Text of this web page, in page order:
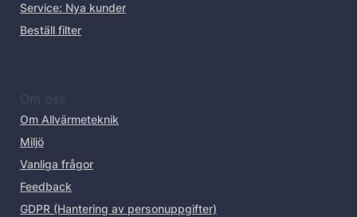
Service: Nya kunder
Beställ filter
Om oss
Om Allvärmeteknik
Miljö
Vanliga frågor
Feedback
GDPR (Hantering av personuppgifter)